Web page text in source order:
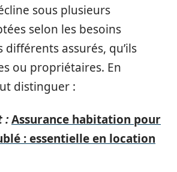
sous plusieurs
selon les besoins
différents assurés, qu’ils
ou propriétaires. En
distinguer :
:Assurance habitation pour
: essentielle en location